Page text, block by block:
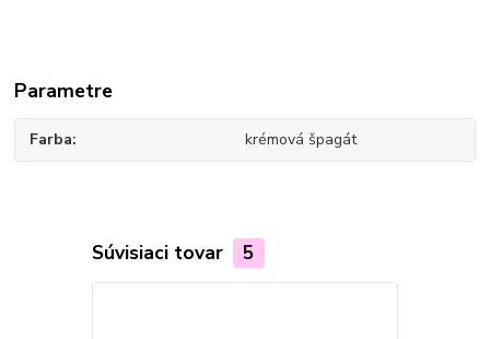
Parametre
Farba krémová špagát
Súvisiaci tovar 5